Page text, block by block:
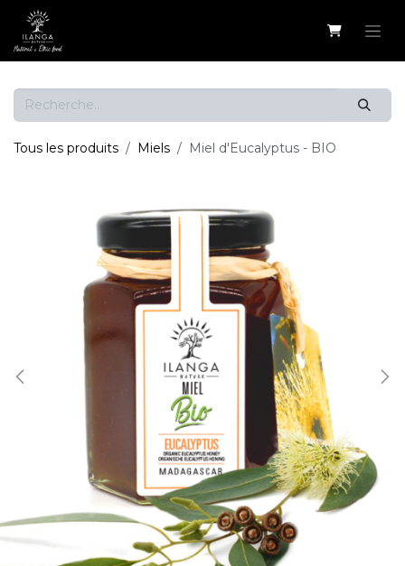
Se rendre au contenu
Tous les produits Miels Miel d'Eucalyptus - BIO